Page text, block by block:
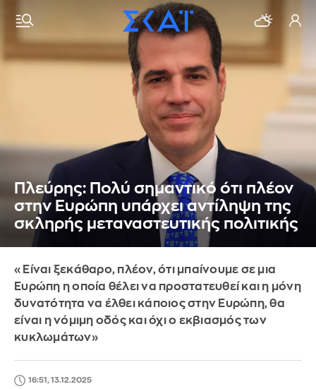
Πλεύρης: Πολύ σημαντικό ότι πλέον
στην Ευρώπη υπάρχει αντίληψη της
σκληρής μεταναστευτικής πολιτικής
«Είναι ξεκάθαρο, πλέον, ότι μπαίνουμε σε μια
Ευρώπη η οποία θέλει να προστατευθεί και η μόνη
δυνατότητα να έλθει κάποιος στην Ευρώπη, θα
είναι η νόμιμη οδός και όχι ο εκβιασμός των
κυκλωμάτων»
16:51, 13.12.2025